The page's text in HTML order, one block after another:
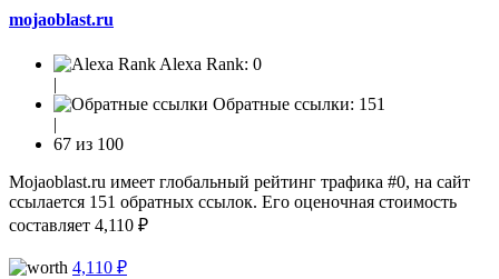
mojaoblast.ru
Alexa Rank: 0
|
Обратные ссылки: 151
|
67 из 100
Mojaoblast.ru имеет глобальный рейтинг трафика #0, на сайт
ссылается 151 обратных ссылок. Его оценочная стоимость
составляет 4,110 ₽
4,110 ₽